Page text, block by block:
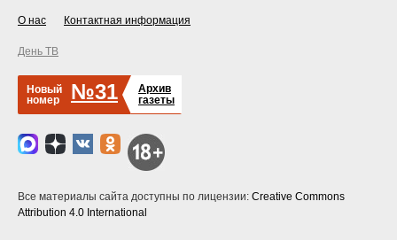
О нас Контактная информация
День ТВ
Новый
номер
№31
Архив
газеты
Все материалы сайта доступны по лицензии: Creative Commons
Attribution 4.0 International